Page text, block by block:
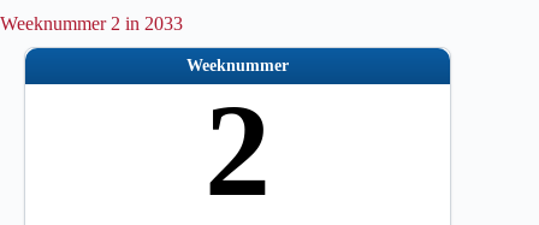
Weeknummer 2 in 2033
Weeknummer
2